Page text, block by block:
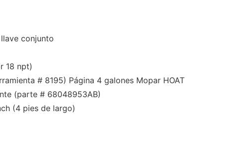
conjunto
18 npt)
# 8195) Página 4 galones Mopar HOAT
(parte # 68048953AB)
(4 pies de largo)